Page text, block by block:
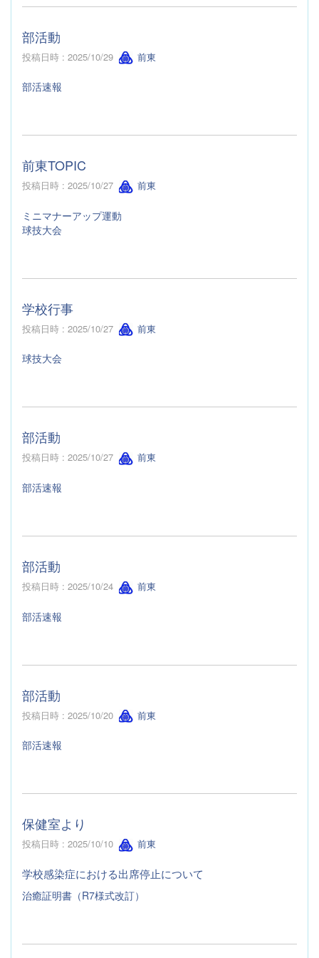
部活動
投稿日時 : 2025/10/29 前東
部活速報
前東TOPIC
投稿日時 : 2025/10/27 前東
ミニマナーアップ運動
球技大会
学校行事
投稿日時 : 2025/10/27 前東
球技大会
部活動
投稿日時 : 2025/10/27 前東
部活速報
部活動
投稿日時 : 2025/10/24 前東
部活速報
部活動
投稿日時 : 2025/10/20 前東
部活速報
保健室より
投稿日時 : 2025/10/10 前東
学校感染症における出席停止について
治癒証明書（R7様式改訂）